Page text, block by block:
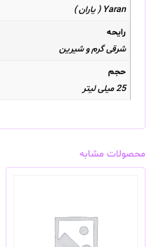
Yaran ( یاران )
رایحه
شرقی گرم و شیرین
حجم
25 میلی لیتر
محصولات مشابه